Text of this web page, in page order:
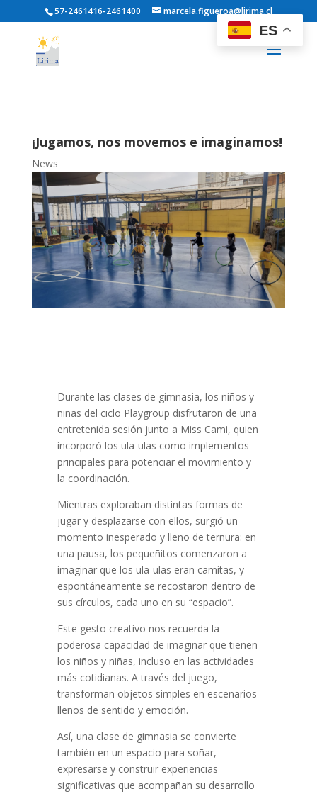
57-2461416-2461400 marcela.figueroa@lirima.cl
¡Jugamos, nos movemos e imaginamos!
News
Durante las clases de gimnasia, los niños y
niñas del ciclo Playgroup disfrutaron de una
entretenida sesión junto a Miss Cami, quien
incorporó los ula-ulas como implementos
principales para potenciar el movimiento y
la coordinación.
Mientras exploraban distintas formas de
jugar y desplazarse con ellos, surgió un
momento inesperado y lleno de ternura: en
una pausa, los pequeñitos comenzaron a
imaginar que los ula-ulas eran camitas, y
espontáneamente se recostaron dentro de
sus círculos, cada uno en su “espacio”.
Este gesto creativo nos recuerda la
poderosa capacidad de imaginar que tienen
los niños y niñas, incluso en las actividades
más cotidianas. A través del juego,
transforman objetos simples en escenarios
llenos de sentido y emoción.
Así, una clase de gimnasia se convierte
también en un espacio para soñar,
expresarse y construir experiencias
significativas que acompañan su desarrollo
ES